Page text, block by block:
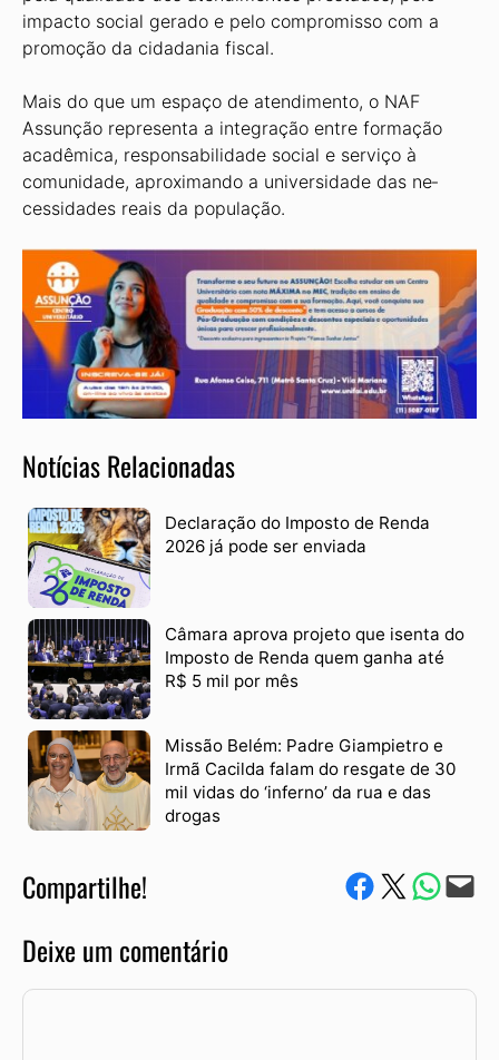
impacto social gerado e pelo com­promisso com a
promoção da cidadania fiscal.
Mais do que um espaço de atendimento, o NAF
Assunção re­presenta a integração entre formação
acadêmica, responsabilidade social e serviço à
comunidade, aproximando a universidade das ne­
cessidades reais da população.
Notícias Relacionadas
Declaração do Imposto de Renda
2026 já pode ser enviada
Câmara aprova projeto que isenta do
Imposto de Renda quem ganha até
R$ 5 mil por mês
Missão Belém: Padre Giampietro e
Irmã Cacilda falam do resgate de 30
mil vidas do ‘inferno’ da rua e das
drogas
Compartilhe! Compartilhe no Facebook
Compartilhe no Twitter
Compartile via
Envie via e-mail
Deixe um comentário
Comentário